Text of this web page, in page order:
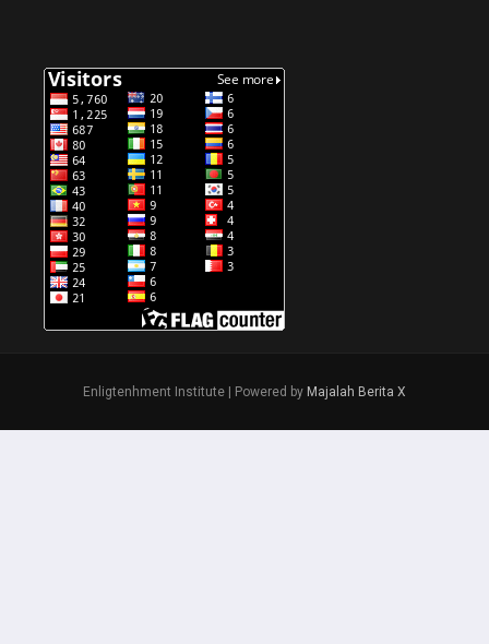
Enligtenhment Institute | Powered by Majalah Berita X